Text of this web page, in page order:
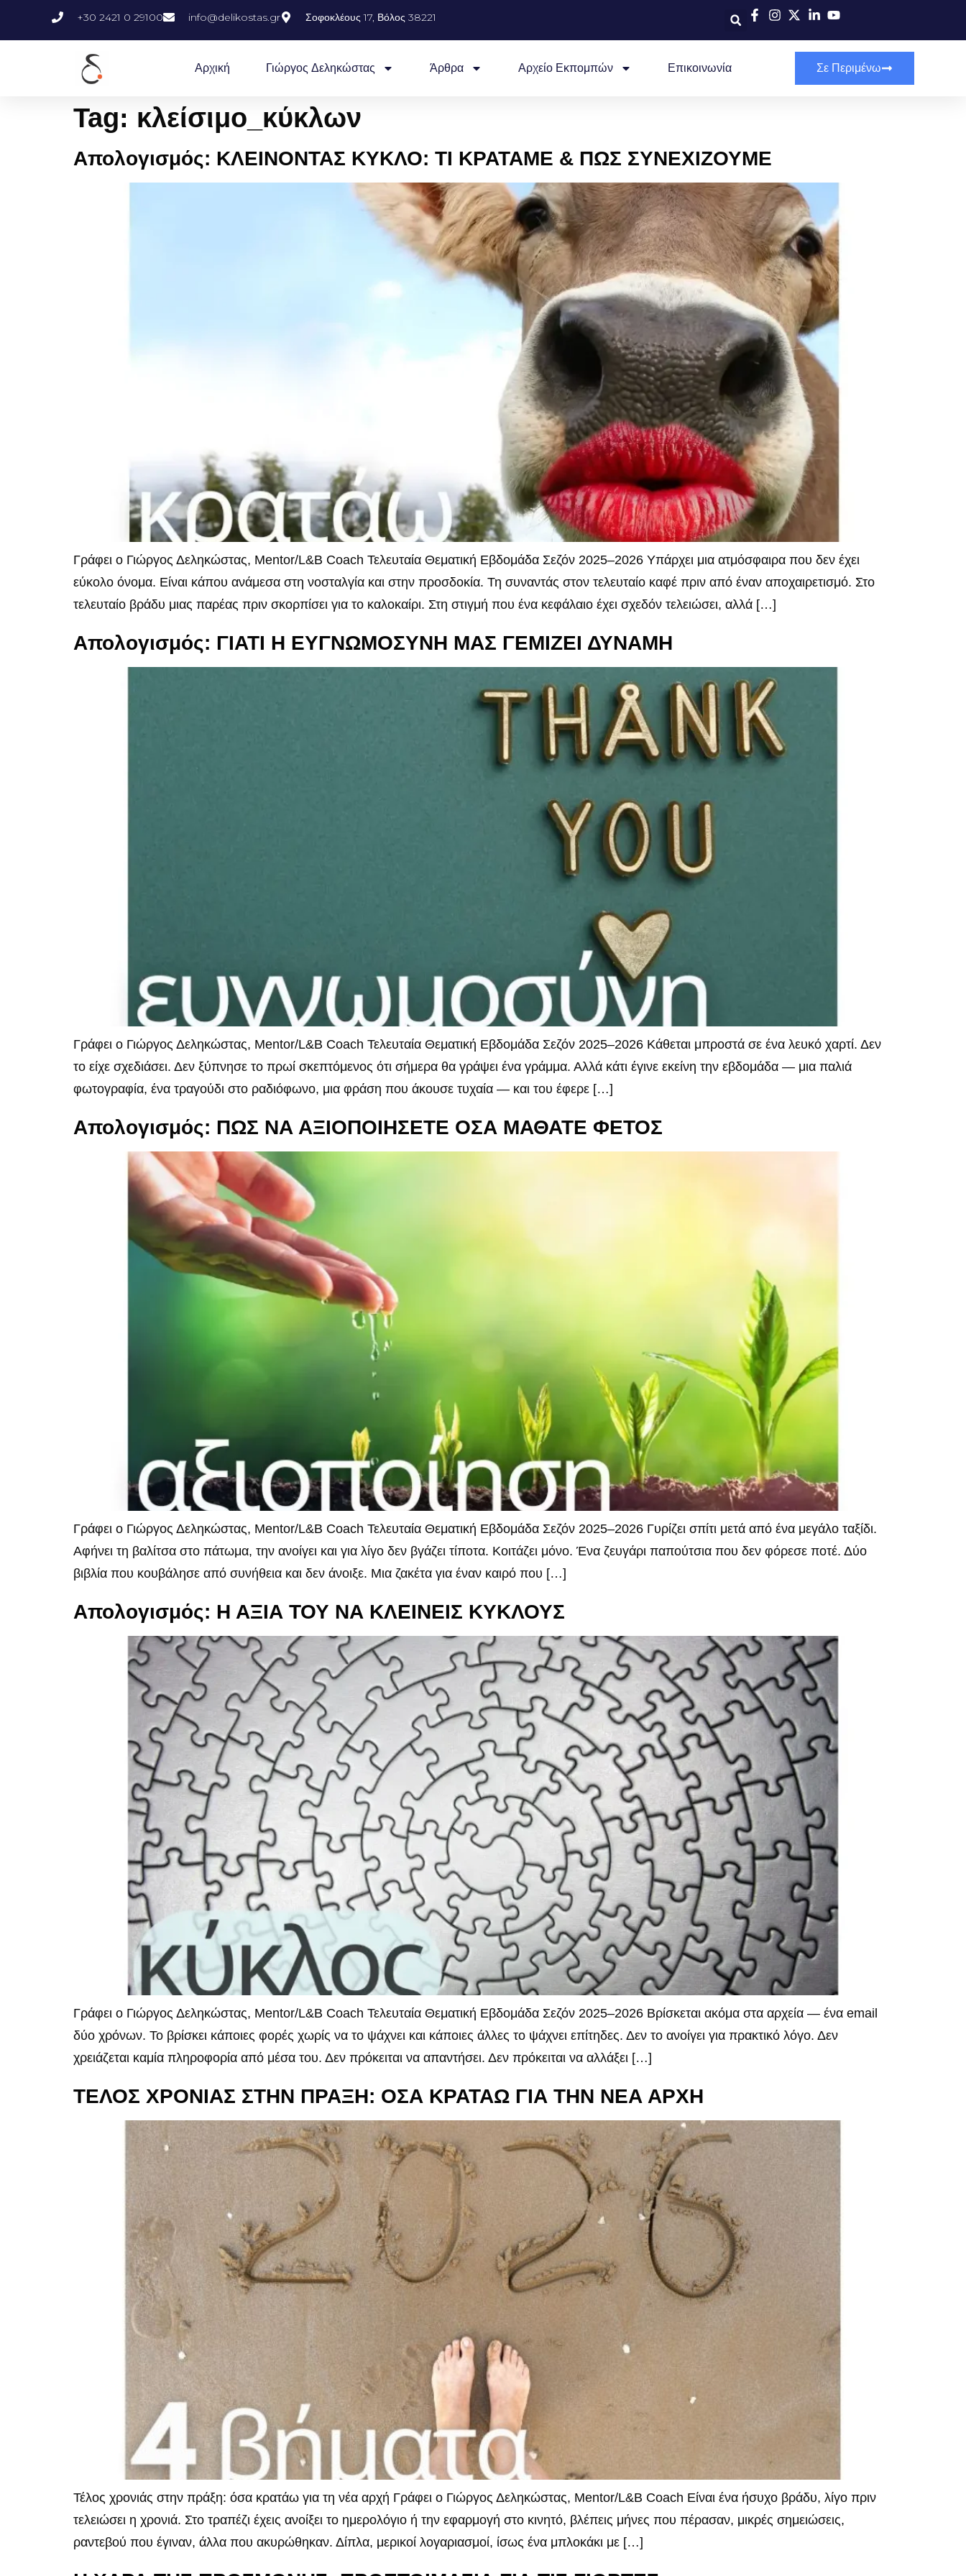
+30 2421 0 29100 info@delikostas.gr Σοφοκλέους 17, Βόλος 38221
Αρχική Γιώργος Δεληκώστας Άρθρα Αρχείο Εκπομπών Επικοινωνία Σε Περιμένω
Tag: κλείσιμο_κύκλων
Απολογισμός: ΚΛΕΙΝΟΝΤΑΣ ΚΥΚΛΟ: ΤΙ ΚΡΑΤΑΜΕ & ΠΩΣ ΣΥΝΕΧΙΖΟΥΜΕ
Γράφει ο Γιώργος Δεληκώστας, Mentor/L&B Coach Τελευταία Θεματική Εβδομάδα Σεζόν 2025–2026 Υπάρχει μια ατμόσφαιρα που δεν έχει
εύκολο όνομα. Είναι κάπου ανάμεσα στη νοσταλγία και στην προσδοκία. Τη συναντάς στον τελευταίο καφέ πριν από έναν αποχαιρετισμό. Στο
τελευταίο βράδυ μιας παρέας πριν σκορπίσει για το καλοκαίρι. Στη στιγμή που ένα κεφάλαιο έχει σχεδόν τελειώσει, αλλά […]
Απολογισμός: ΓΙΑΤΙ Η ΕΥΓΝΩΜΟΣΥΝΗ ΜΑΣ ΓΕΜΙΖΕΙ ΔΥΝΑΜΗ
Γράφει ο Γιώργος Δεληκώστας, Mentor/L&B Coach Τελευταία Θεματική Εβδομάδα Σεζόν 2025–2026 Κάθεται μπροστά σε ένα λευκό χαρτί. Δεν
το είχε σχεδιάσει. Δεν ξύπνησε το πρωί σκεπτόμενος ότι σήμερα θα γράψει ένα γράμμα. Αλλά κάτι έγινε εκείνη την εβδομάδα — μια παλιά
φωτογραφία, ένα τραγούδι στο ραδιόφωνο, μια φράση που άκουσε τυχαία — και του έφερε […]
Απολογισμός: ΠΩΣ ΝΑ ΑΞΙΟΠΟΙΗΣΕΤΕ ΟΣΑ ΜΑΘΑΤΕ ΦΕΤΟΣ
Γράφει ο Γιώργος Δεληκώστας, Mentor/L&B Coach Τελευταία Θεματική Εβδομάδα Σεζόν 2025–2026 Γυρίζει σπίτι μετά από ένα μεγάλο ταξίδι.
Αφήνει τη βαλίτσα στο πάτωμα, την ανοίγει και για λίγο δεν βγάζει τίποτα. Κοιτάζει μόνο. Ένα ζευγάρι παπούτσια που δεν φόρεσε ποτέ. Δύο
βιβλία που κουβάλησε από συνήθεια και δεν άνοιξε. Μια ζακέτα για έναν καιρό που […]
Απολογισμός: Η ΑΞΙΑ ΤΟΥ ΝΑ ΚΛΕΙΝΕΙΣ ΚΥΚΛΟΥΣ
Γράφει ο Γιώργος Δεληκώστας, Mentor/L&B Coach Τελευταία Θεματική Εβδομάδα Σεζόν 2025–2026 Βρίσκεται ακόμα στα αρχεία — ένα email
δύο χρόνων. Το βρίσκει κάποιες φορές χωρίς να το ψάχνει και κάποιες άλλες το ψάχνει επίτηδες. Δεν το ανοίγει για πρακτικό λόγο. Δεν
χρειάζεται καμία πληροφορία από μέσα του. Δεν πρόκειται να απαντήσει. Δεν πρόκειται να αλλάξει […]
ΤΕΛΟΣ ΧΡΟΝΙΑΣ ΣΤΗΝ ΠΡΑΞΗ: ΟΣΑ ΚΡΑΤΑΩ ΓΙΑ ΤΗΝ ΝΕΑ ΑΡΧΗ
Τέλος χρονιάς στην πράξη: όσα κρατάω για τη νέα αρχή Γράφει ο Γιώργος Δεληκώστας, Mentor/L&B Coach Είναι ένα ήσυχο βράδυ, λίγο πριν
τελειώσει η χρονιά. Στο τραπέζι έχεις ανοίξει το ημερολόγιο ή την εφαρμογή στο κινητό, βλέπεις μήνες που πέρασαν, μικρές σημειώσεις,
ραντεβού που έγιναν, άλλα που ακυρώθηκαν. Δίπλα, μερικοί λογαριασμοί, ίσως ένα μπλοκάκι με […]